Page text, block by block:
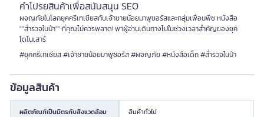
คำโปรยสินค้าเพื่อสนับสนุน SEO
ผจญภัยในโลกยุคครีเทเชียสกับเจ้าชายน้อยมาพูซอรัสและกลุ่มเพื่อนพืช หนังสือ
""สำรวจในป่า"" ที่คุณไม่ควรพลาด! พาผู้อ่านเดินทางไปในช่วงเวลาสำคัญของยุค
ไดโนเสาร์
#ยุคครีเทเชียส #เจ้าชายน้อยมาพูซอรัส #ผจญภัย #หนังสือเด็ก #สำรวจในป่า
ข้อมูลสินค้า
ผลิตภัณฑ์เป็นมิตรกับสิ่งแวดล้อม สินค้าทั่วไป